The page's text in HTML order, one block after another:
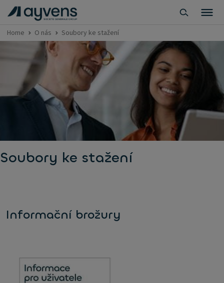
Home O nás Soubory ke stažení
Soubory ke stažení
Informační brožury